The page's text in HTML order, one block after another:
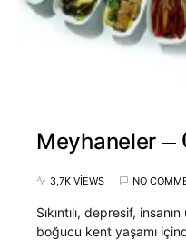
Meyhaneler
3,7K VIEWS NO
Sıkıntılı, depresif,
boğucu kent yaşamı